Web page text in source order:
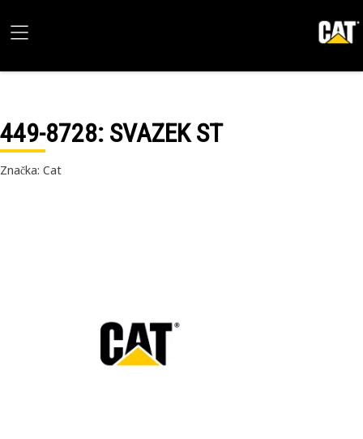
449-8728: SVAZEK ST
Značka: Cat